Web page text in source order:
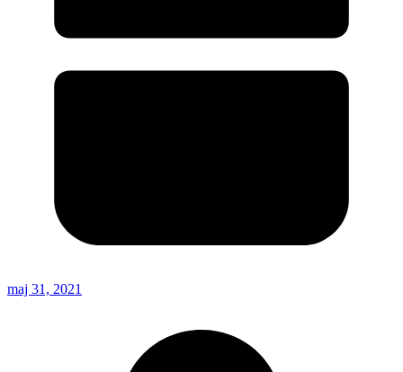
maj 31, 2021